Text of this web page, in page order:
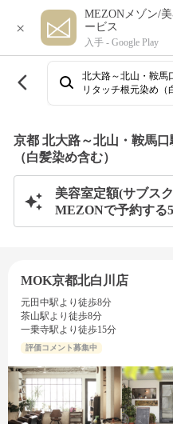
×
MEZONメゾン/
ービス
入手 - Google Play
北大路～北山・鞍馬
リタッチ根元染め（
京都 北大路～北山・鞍馬
（白髪染め含む）
美容室定額(サブス
MEZONで予約する
MOK京都北白川店
元田中駅より徒歩8分
茶山駅より徒歩8分
一乗寺駅より徒歩15分
評価コメント募集中